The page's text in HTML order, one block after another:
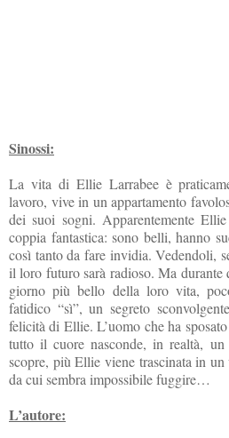
Sinossi:
La vita di Ellie Larrabee è
lavoro, vive in un appartamento
dei suoi sogni. Apparentemente
coppia fantastica: sono belli, hanno
così tanto da fare invidia. Vedendoli,
il loro futuro sarà radioso. Ma durante
giorno più bello della loro vita,
fatidico “sì”, un segreto
felicità di Ellie. L’uomo che ha
tutto il cuore nasconde, in realtà,
scopre, più Ellie viene trascinata in
da cui sembra impossibile fuggire…
L’autore: